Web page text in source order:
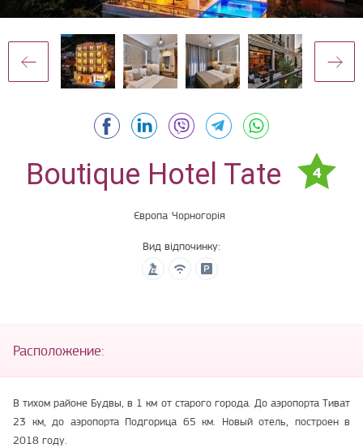
Boutique Hotel Tate 4
Європа Чорногорія
Вид відпочинку:
Расположение:
В тихом районе Будвы, в 1 км от старого города. До аэропорта Тиват
23 км, до аэропорта Подгорица 65 км. Новый отель, построен в
2018 году.